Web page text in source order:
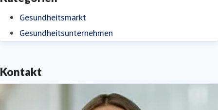
Gesundheitsmarkt
Gesundheitsunternehmen
Kontakt